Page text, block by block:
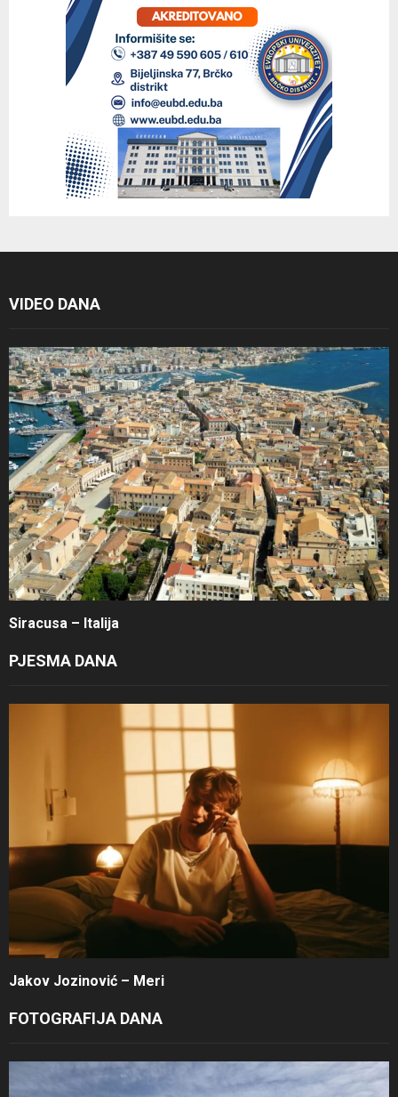
VIDEO DANA
Siracusa – Italija
PJESMA DANA
Jakov Jozinović – Meri
FOTOGRAFIJA DANA